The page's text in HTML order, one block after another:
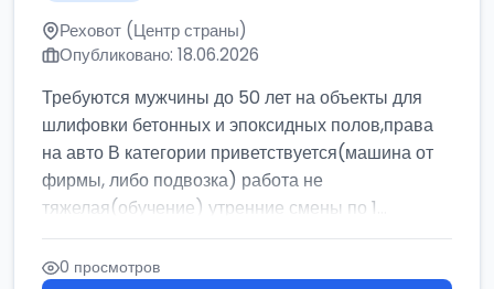
Реховот (Центр страны)
Опубликовано: 18.06.2026
Требуются мужчины до 50 лет на объекты для
шлифовки бетонных и эпоксидных полов,права
на авто В категории приветствуется(машина от
фирмы, либо подвозка) работа не
тяжелая(обучение) утренние смены по 1...
0 просмотров